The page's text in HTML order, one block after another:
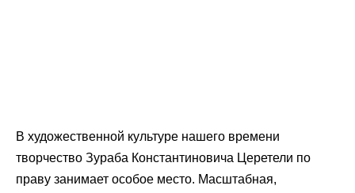
В художественной культуре нашего времени
творчество Зураба Константиновича Церетели по
праву занимает особое место. Масштабная,